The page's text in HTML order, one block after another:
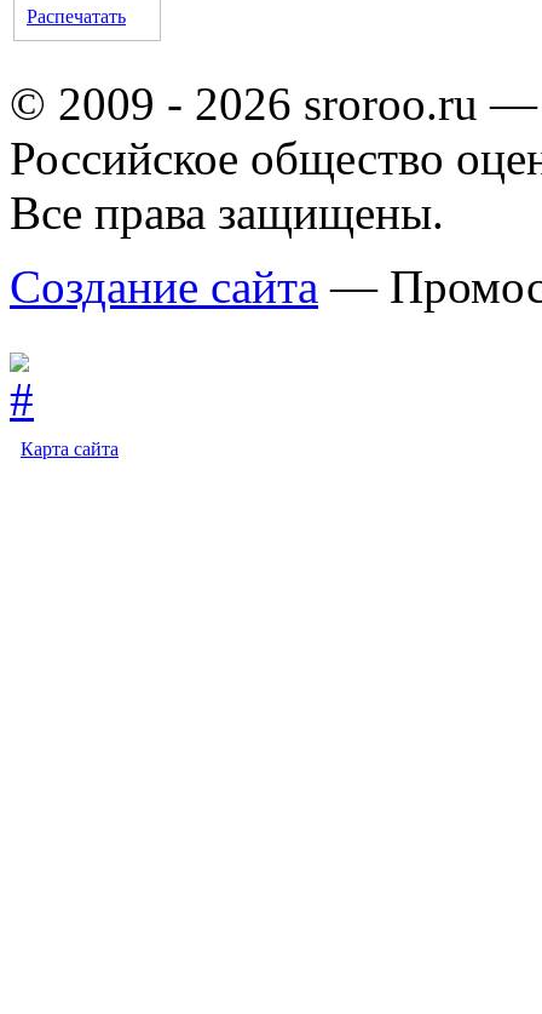
Распечатать
© 2009 - 2026 sroroo.ru —
Российское общество
Все права защищены.
Создание сайта —
Карта сайта